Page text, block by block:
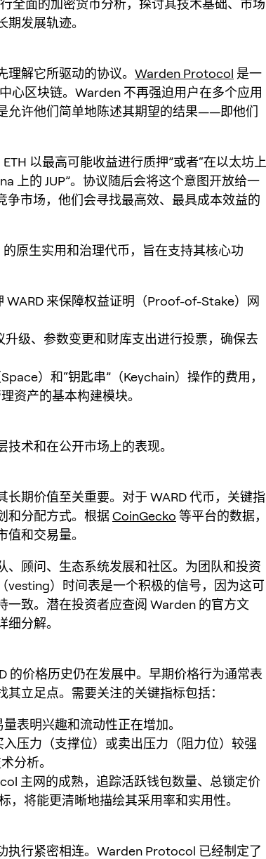
全面的加密货币分析，探讨其技术基础、市场
发展轨迹。
解它所驱动的协议。 Warden Protocol 是一
心区块链。Warden 不再强迫用户在多个应用
允许他们简单地陈述其期望的结果——即他们
以最高可能收益进行质押”或者“在以太坊上
上的 JUP”。协议随后会将这个意图开放给一
争市场，他们会寻找最高效、最具成本效益的
原生实用和治理代币，旨在支持其核心功
WARD 来保障权益证明（Proof-of-Stake）网
升级、参数变更和财库支出进行投票，确保去
）和“钥匙串”（Keychain）操作的费用，
资产的基本构建模块。
术和在公开市场上的表现。
期价值至关重要。对于 WARD 代币，关键指
和分配方式。根据CoinGecko 等平台的数据，
和交易量。
、顾问、生态系统发展和社区。为团队和投资
vesting）时间表是一个积极的信号，因为这可
一致。潜在投资者应查阅 Warden 的官方文
分解。
的价格历史仍在发展中。早期价格行为通常表
立足点。需要关注的关键指标包括：
表明兴趣和流动性正在增加。
压力（支撑位）或卖出压力（阻力位）较强
分析。
主网的成熟，追踪活跃钱包数量、总锁定价
，将能更清晰地描绘其采用率和实用性。
执行紧密相连。Warden Protocol 已经制定了